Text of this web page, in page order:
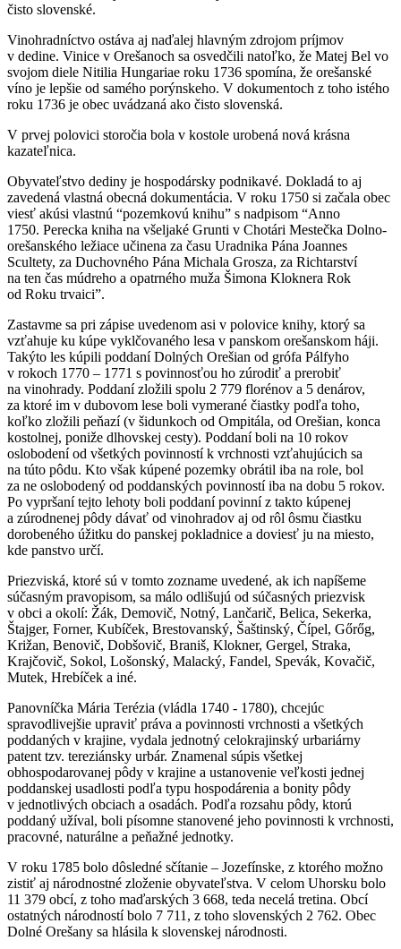
čisto slovenské.
Vinohradníctvo ostáva aj naďalej hlavným zdrojom príjmov
v dedine. Vinice v Orešanoch sa osvedčili natoľko, že Matej Bel vo
svojom diele Nitilia Hungariae roku 1736 spomína, že orešanské
víno je lepšie od samého porýnskeho. V dokumentoch z toho istého
roku 1736 je obec uvádzaná ako čisto slovenská.
V prvej polovici storočia bola v kostole urobená nová krásna
kazateľnica.
Obyvateľstvo dediny je hospodársky podnikavé. Dokladá to aj
zavedená vlastná obecná dokumentácia. V roku 1750 si začala obec
viesť akúsi vlastnú “pozemkovú knihu” s nadpisom “Anno
1750. Perecka kniha na všeljaké Grunti v Chotári Mestečka Dolno-
orešanského ležiace učinena za času Uradnika Pána Joannes
Scultety, za Duchovného Pána Michala Grosza, za Richtarství
na ten čas múdreho a opatrného muža Šimona Kloknera Rok
od Roku trvaici”.
Zastavme sa pri zápise uvedenom asi v polovice knihy, ktorý sa
vzťahuje ku kúpe vyklčovaného lesa v panskom orešanskom háji.
Takýto les kúpili poddaní Dolných Orešian od grófa Pálfyho
v rokoch 1770 – 1771 s povinnosťou ho zúrodiť a prerobiť
na vinohrady. Poddaní zložili spolu 2 779 florénov a 5 denárov,
za ktoré im v dubovom lese boli vymerané čiastky podľa toho,
koľko zložili peňazí (v šidunkoch od Ompitála, od Orešian, konca
kostolnej, poniže dlhovskej cesty). Poddaní boli na 10 rokov
oslobodení od všetkých povinností k vrchnosti vzťahujúcich sa
na túto pôdu. Kto však kúpené pozemky obrátil iba na role, bol
za ne oslobodený od poddanských povinností iba na dobu 5 rokov.
Po vypršaní tejto lehoty boli poddaní povinní z takto kúpenej
a zúrodnenej pôdy dávať od vinohradov aj od rôl ôsmu čiastku
dorobeného úžitku do panskej pokladnice a doviesť ju na miesto,
kde panstvo určí.
Priezviská, ktoré sú v tomto zozname uvedené, ak ich napíšeme
súčasným pravopisom, sa málo odlišujú od súčasných priezvisk
v obci a okolí: Žák, Demovič, Notný, Lančarič, Belica, Sekerka,
Štajger, Forner, Kubíček, Brestovanský, Šaštinský, Čípel, Gőrőg,
Križan, Benovič, Dobšovič, Braniš, Klokner, Gergel, Straka,
Krajčovič, Sokol, Lošonský, Malacký, Fandel, Spevák, Kovačič,
Mutek, Hrebíček a iné.
Panovníčka Mária Terézia (vládla 1740 - 1780), chcejúc
spravodlivejšie upraviť práva a povinnosti vrchnosti a všetkých
poddaných v krajine, vydala jednotný celokrajinský urbariárny
patent tzv. tereziánsky urbár. Znamenal súpis všetkej
obhospodarovanej pôdy v krajine a ustanovenie veľkosti jednej
poddanskej usadlosti podľa typu hospodárenia a bonity pôdy
v jednotlivých obciach a osadách. Podľa rozsahu pôdy, ktorú
poddaný užíval, boli písomne stanovené jeho povinnosti k vrchnosti,
pracovné, naturálne a peňažné jednotky.
V roku 1785 bolo dôsledné sčítanie – Jozefínske, z ktorého možno
zistiť aj národnostné zloženie obyvateľstva. V celom Uhorsku bolo
11 379 obcí, z toho maďarských 3 668, teda necelá tretina. Obcí
ostatných národností bolo 7 711, z toho slovenských 2 762. Obec
Dolné Orešany sa hlásila k slovenskej národnosti.